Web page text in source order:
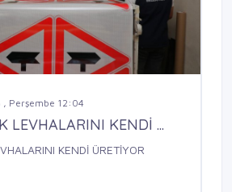
, Perşembe 12:04
LEVHALARINI KENDİ ...
KENDİ ÜRETİYOR